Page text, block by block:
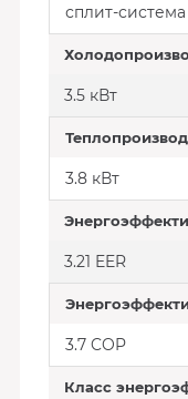
сплит-система
3.5 кВт
3.8 кВт
3.21 EER
3.7 COP
Класс